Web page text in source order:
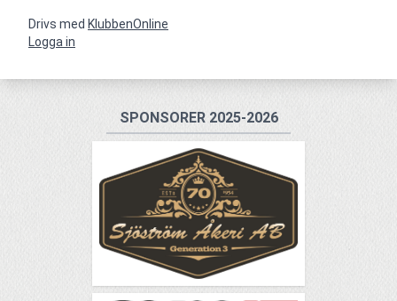
Drivs med KlubbenOnline
Logga in
SPONSORER 2025-2026